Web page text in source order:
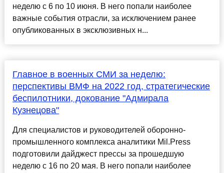
неделю с 6 по 10 июня. В него попали наиболее
важные события отрасли, за исключением ранее
опубликованных в эксклюзивных н...
Главное в военных СМИ за неделю:
перспективы ВМФ на 2022 год, стратегические
беспилотники, докование "Адмирала
Кузнецова"
Для специалистов и руководителей оборонно-
промышленного комплекса аналитики Mil.Press
подготовили дайджест прессы за прошедшую
неделю с 16 по 20 мая. В него попали наиболее